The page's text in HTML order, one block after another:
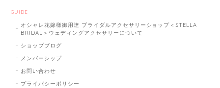
GUIDE
オシャレ花嫁様御用達 ブライダルアクセサリーショップ＜STELLA
BRIDAL＞ウェディングアクセサリーについて
ショップブログ
メンバーシップ
お問い合わせ
プライバシーポリシー